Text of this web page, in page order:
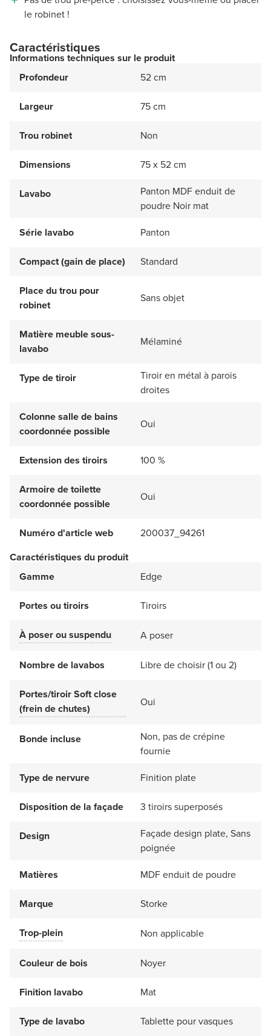
le robinet !
Caractéristiques
Informations techniques sur le produit
Profondeur
52 cm
Largeur 75 cm
Trou robinet Non
Dimensions 75 x 52 cm
Lavabo
Panton MDF enduit de
poudre Noir mat
Série lavabo
Panton
Compact (gain de place) Standard
Place du trou pour
robinet
Sans objet
Matière meuble sous-
lavabo
Mélaminé
Type de tiroir
Tiroir en métal à parois
droites
Colonne salle de bains
coordonnée possible
Oui
Extension des tiroirs 100 %
Armoire de toilette
coordonnée possible
Oui
Numéro d'article web
200037_94261
Caractéristiques du produit
Gamme
Edge
Portes ou tiroirs Tiroirs
À poser ou suspendu A poser
Nombre de lavabos Libre de choisir (1 ou 2)
Portes/tiroir Soft close
(frein de chutes)
Oui
Bonde incluse
Non, pas de crépine
fournie
Type de nervure
Finition plate
Disposition de la façade 3 tiroirs superposés
Design
Façade design plate, Sans
poignée
Matières
MDF enduit de poudre
Marque Storke
Trop-plein Non applicable
Couleur de bois Noyer
Finition lavabo Mat
Type de lavabo Tablette pour vasques